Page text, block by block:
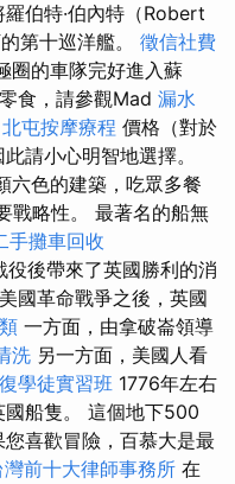
伯特·伯內特（Robert
第十巡洋艦。 徵信社費
圈的車隊完好進入蘇
食，請參觀Mad 漏水
北屯按摩療程 價格（對於
請小心明智地選擇。
六色的建築，吃眾多餐
戰略性。 最著名的船無
手攤車回收
後帶來了英國勝利的消
國革命戰爭之後，英國
一方面，由拿破崙領導
洗 另一方面，美國人看
學徒實習班 1776年左右
船隻。 這個地下500
喜歡冒險，百慕大是最
灣前十大律師事務所 在